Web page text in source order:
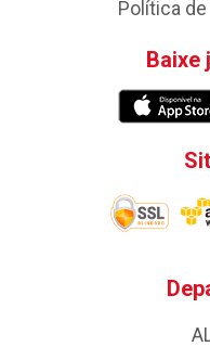
Política
Baixe